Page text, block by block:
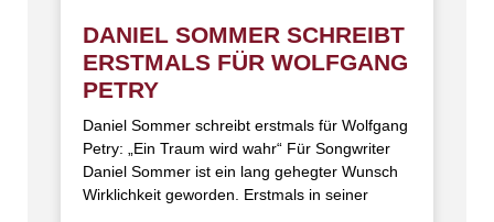
DANIEL SOMMER SCHREIBT
ERSTMALS FÜR WOLFGANG
PETRY
Daniel Sommer schreibt erstmals für Wolfgang
Petry: „Ein Traum wird wahr“ Für Songwriter
Daniel Sommer ist ein lang gehegter Wunsch
Wirklichkeit geworden. Erstmals in seiner